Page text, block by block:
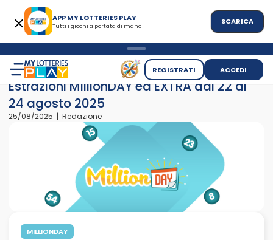
APP MY LOTTERIES PLAY
Tutti i giochi a portata di mano SCARICA
REGISTRATI ACCEDI
Home>News> Estrazioni MillionDAY ed EXTRA dal 22 al 24
Estrazioni MillionDAY ed EXTRA dal 22 al
24 agosto 2025
25/08/2025 | Redazione
MILLIONDAY